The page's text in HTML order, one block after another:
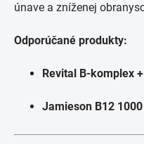
únave a zníženej
Odporúčané produkty:
Revital B-komplex
Jamieson B12